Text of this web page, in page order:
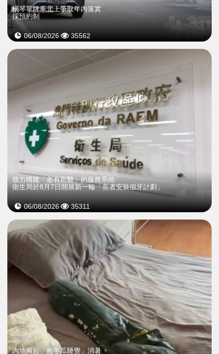
橫琴單牌車北上爭取年内落實
採預約制
06/08/2026 35562
致力構建「老有所醫」的服務系統
衛生局於8月7日開展新一輪「長者安裝假牙計劃」
06/08/2026 35311
內地興起「抱冬瓜睡覺」消暑